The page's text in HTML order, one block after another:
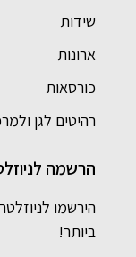
שידות
ארונות
כורסאות
רהיטים לגן
הרשמה
הירשמו
ביותר!